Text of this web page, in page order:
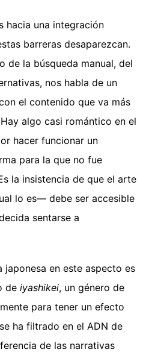
hacia una integración
barreras desaparezcan.
de la búsqueda manual, del
nos habla de un
el contenido que va más
algo casi romántico en el
hacer funcionar un
para la que no fue
la insistencia de que el arte
lo es— debe ser accesible
sentarse a
japonesa en este aspecto es
de iyashikei, un género de
para tener un efecto
ha filtrado en el ADN de
de las narrativas